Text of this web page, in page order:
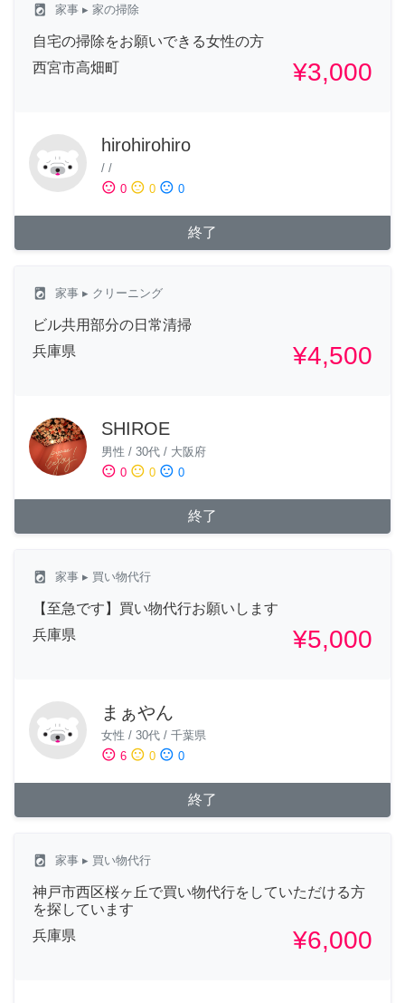
local_laundry_service 家事 ▸ 家の掃除
自宅の掃除をお願いできる女性の方
西宮市高畑町
¥3,000
hirohirohiro
/ /
sentiment_satisfied 0 sentiment_neutral 0 sentiment_dissatisfied 0
終了
local_laundry_service 家事 ▸ クリーニング
ビル共用部分の日常清掃
兵庫県
¥4,500
SHIROE
男性 / 30代 / 大阪府
sentiment_satisfied 0 sentiment_neutral 0 sentiment_dissatisfied 0
終了
local_laundry_service 家事 ▸ 買い物代行
【至急です】買い物代行お願いします
兵庫県
¥5,000
まぁやん
女性 / 30代 / 千葉県
sentiment_satisfied 6 sentiment_neutral 0 sentiment_dissatisfied 0
終了
local_laundry_service 家事 ▸ 買い物代行
神戸市西区桜ヶ丘で買い物代行をしていただける方
を探しています
兵庫県
¥6,000